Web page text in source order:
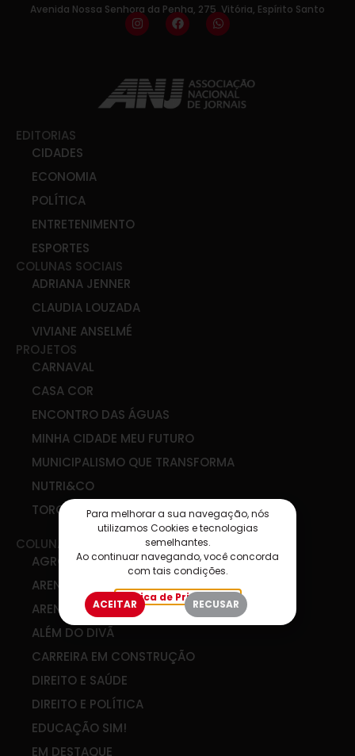
Avenida Nossa Senhora da Penha, 275, Vitória, Espírito Santo
EDITORIAS
CIDADES
ECONOMIA
POLÍTICA
ENTRETENIMENTO
ESPORTES
COLUNAS SOCIAIS
ADRIANA JENNER
CLAUDIA LOUZADA
VIVIANE ANSELMÉ
PROJETOS
CARNAVAL
CASA COR
ENCONTRO DAS ÁGUAS
MINHA CIDADE MEU FUTURO
MUNICIPALISMO QUE TRANSFORMA
NUTRI&CO
TORCIDA SIM
COLUNAS
AGRO & COOP
ARENA DE IDEIAS
ARENA DIGITAL
ALÉM DO DIVÃ
CARREIRA EM CONSTRUÇÃO
DIREITO E SAÚDE
DIREITO E POLÍTICA
EDUCAÇÃO SIM!
EM DESTAQUE
Para melhorar a sua navegação, nós
utilizamos Cookies e tecnologias
semelhantes.
Ao continuar navegando, você concorda
com tais condições.
Política de Privacidade
ACEITAR RECUSAR